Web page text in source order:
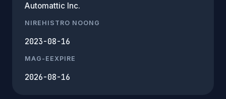
Automattic Inc.
NIREHISTRO NOONG
2023-08-16
MAG-EEXPIRE
2026-08-16